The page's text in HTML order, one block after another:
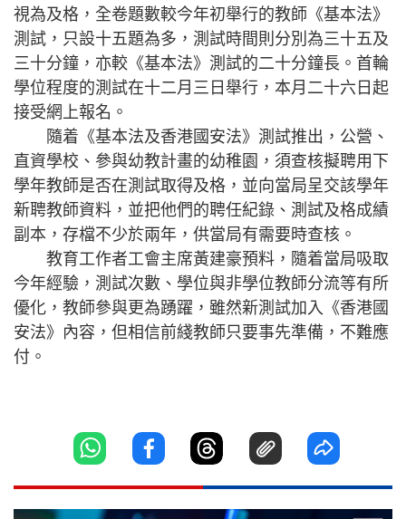
視為及格，全卷題數較今年初舉行的教師《基本法》
測試，只設十五題為多，測試時間則分別為三十五及
三十分鐘，亦較《基本法》測試的二十分鐘長。首輪
學位程度的測試在十二月三日舉行，本月二十六日起
接受網上報名。
隨着《基本法及香港國安法》測試推出，公營、
直資學校、參與幼教計畫的幼稚園，須查核擬聘用下
學年教師是否在測試取得及格，並向當局呈交該學年
新聘教師資料，並把他們的聘任紀錄、測試及格成績
副本，存檔不少於兩年，供當局有需要時查核。
教育工作者工會主席黃建豪預料，隨着當局吸取
今年經驗，測試次數、學位與非學位教師分流等有所
優化，教師參與更為踴躍，雖然新測試加入《香港國
安法》內容，但相信前綫教師只要事先準備，不難應
付。